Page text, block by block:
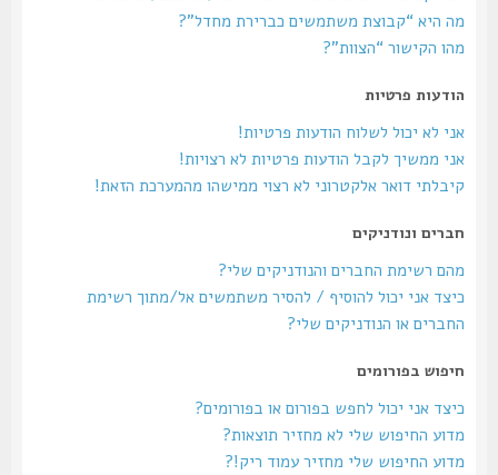
מה היא “קבוצת משתמשים כברירת מחדל”?
מהו הקישור “הצוות”?
הודעות פרטיות
אני לא יכול לשלוח הודעות פרטיות!
אני ממשיך לקבל הודעות פרטיות לא רצויות!
קיבלתי דואר אלקטרוני לא רצוי ממישהו מהמערכת הזאת!
חברים ונודניקים
מהם רשימת החברים והנודניקים שלי?
כיצד אני יכול להוסיף / להסיר משתמשים אל/מתוך רשימת
החברים או הנודניקים שלי?
חיפוש בפורומים
כיצד אני יכול לחפש בפורום או בפורומים?
מדוע החיפוש שלי לא מחזיר תוצאות?
מדוע החיפוש שלי מחזיר עמוד ריק!?